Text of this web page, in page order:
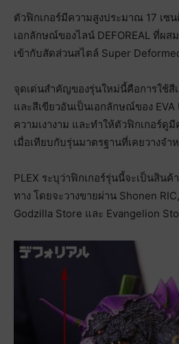
ตัวฟิกเกอร์มีความสูงประมาณ 17 เซน
เอกลักษณ์ของไลน์ DEFOREAL ที่ผ
เข้ากับสัดส่วนสไตล์ Super
จุดเด่นสำคัญของรุ่นใหม่นี้คือการใช้สี
และสีเขียวอันเป็นเอกลักษณ์ของ
ความเงางาม และทำให้ตัวฟิกเกอร์ดู
เมื่อเทียบกับรุ่นมาตรฐานที่เคยวางจ
PLEX ระบุว่าฟิกเกอร์รุ่นนี้จะเป็นสิน
ทาง โดยจะวางขายผ่าน Shonen
Godzilla Store และ Evangelion